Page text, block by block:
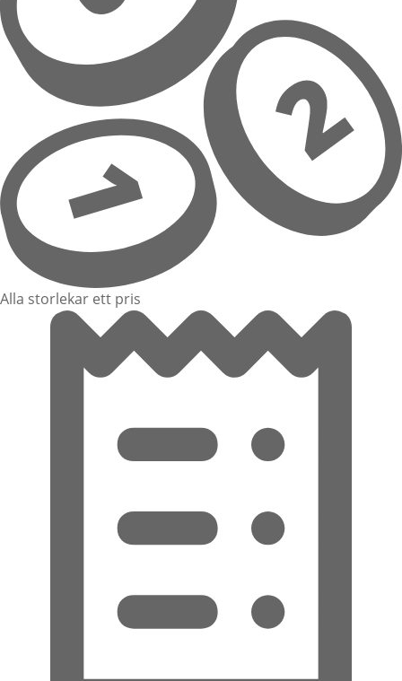
Alla storlekar ett pris